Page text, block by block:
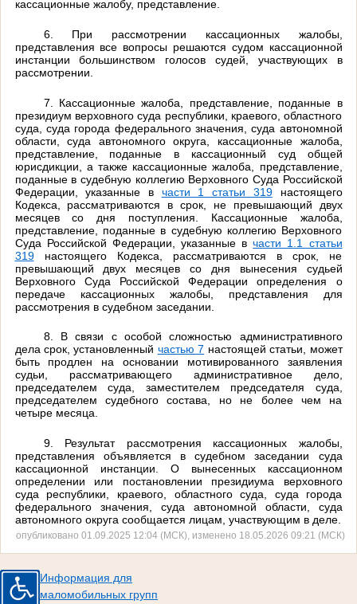
кассационные жалобу, представление.
6. При рассмотрении кассационных жалобы,
представления все вопросы решаются судом кассационной
инстанции большинством голосов судей, участвующих в
рассмотрении.
7. Кассационные жалоба, представление, поданные в
президиум верховного суда республики, краевого, областного
суда, суда города федерального значения, суда автономной
области, суда автономного округа, кассационные жалоба,
представление, поданные в кассационный суд общей
юрисдикции, а также кассационные жалоба, представление,
поданные в судебную коллегию Верховного Суда Российской
Федерации, указанные в части 1 статьи 319настоящего
Кодекса, рассматриваются в срок, не превышающий двух
месяцев со дня поступления. Кассационные жалоба,
представление, поданные в судебную коллегию Верховного
Суда Российской Федерации, указанные вчасти 1.1 статьи
319настоящего Кодекса, рассматриваются в срок, не
превышающий двух месяцев со дня вынесения судьей
Верховного Суда Российской Федерации определения о
передаче кассационных жалобы, представления для
рассмотрения в судебном заседании.
8. В связи с особой сложностью административного
дела срок, установленный частью 7 настоящей статьи, может
быть продлен на основании мотивированного заявления
судьи, рассматривающего административное дело,
председателем суда, заместителем председателя суда,
председателем судебного состава, но не более чем на
четыре месяца.
9. Результат рассмотрения кассационных жалобы,
представления объявляется в судебном заседании суда
кассационной инстанции. О вынесенных кассационном
определении или постановлении президиума верховного
суда республики, краевого, областного суда, суда города
федерального значения, суда автономной области, суда
автономного округа сообщается лицам, участвующим в деле.
опубликовано 01.09.2025 12:04 (МСК), изменено 18.05.2026 09:21 (МСК)
Информация для
маломобильных групп